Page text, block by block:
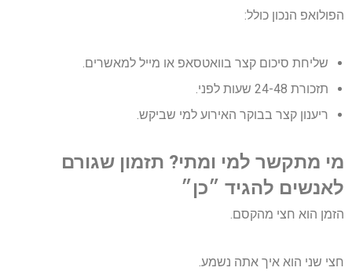
הפולואפ הנכון כולל:
שליחת סיכום קצר בוואטסאפ או מייל למאשרים.
תזכורת 24-48 שעות לפני.
ריענון קצר בבוקר האירוע למי שביקש.
מי מתקשר למי ומתי? תזמון שגורם
לאנשים להגיד ״כן״
הזמן הוא חצי מהקסם.
חצי שני הוא איך אתה נשמע.